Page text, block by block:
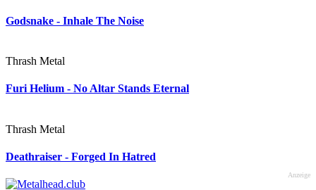
Godsnake - Inhale The Noise
Thrash Metal
Furi Helium - No Altar Stands Eternal
Thrash Metal
Deathraiser - Forged In Hatred
Anzeige